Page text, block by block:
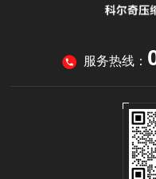
服务热线：